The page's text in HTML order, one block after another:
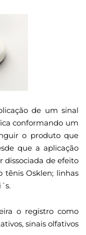
de um sinal
conformando um
o produto que
que a aplicação
dissociada de efeito
tênis Osklen; linhas
o registro como
sinais olfativos